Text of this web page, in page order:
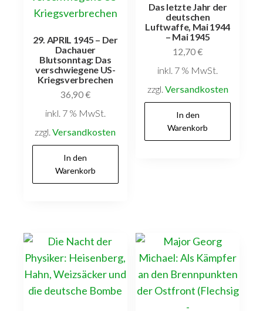
29. APRIL 1945 – Der
Dachauer
Blutsonntag: Das
verschwiegene US-
Kriegsverbrechen
36,90€
inkl. 7 % MwSt.
zzgl.Versandkosten
In den
Warenkorb
Das letzte Jahr der
deutschen
Luftwaffe, Mai 1944
– Mai 1945
12,70€
inkl. 7 % MwSt.
zzgl. Versandkosten
In den
Warenkorb